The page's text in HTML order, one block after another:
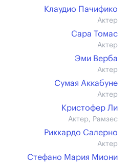
Клаудио Пачифико
Актер
Сара Томас
Актер
Эми Верба
Актер
Сумая Аккабуне
Актер
Кристофер Ли
Актер, Рамзес
Риккардо Салерно
Актер
Стефано Мария Миони